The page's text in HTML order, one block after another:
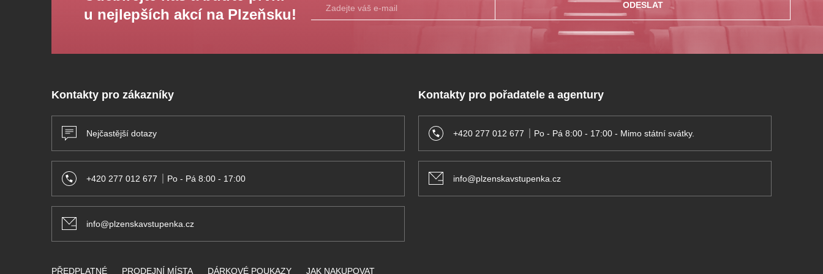
u nejlepších akcí na Plzeňsku!
ODESLAT
Kontakty pro zákazníky
Nejčastější dotazy
+420 277 012 677 Po - Pá 8:00 - 17:00
info@plzenskavstupenka.cz
Kontakty pro pořadatele a agentury
+420 277 012 677 Po - Pá 8:00 - 17:00 - Mimo státní svátky.
info@plzenskavstupenka.cz
PŘEDPLATNÉ PRODEJNÍ MÍSTA DÁRKOVÉ POUKAZY JAK NAKUPOVAT